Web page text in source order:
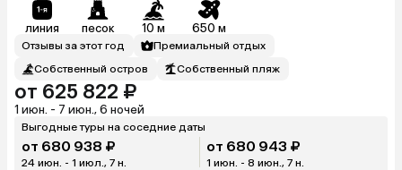
линия песок 10 м 650 м
Отзывы за этот год
Премиальный отдых
Собственный остров
Собственный пляж
от 625 822 ₽
1 июн. - 7 июн., 6 ночей
Выгодные туры на соседние даты
от 680 938 ₽
24 июн. - 1 июл., 7 н.
от 680 943 ₽
1 июн. - 8 июн., 7 н.